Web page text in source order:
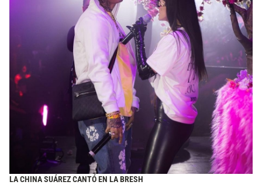
LA CHINA SUÁREZ CANTÓ EN LA BRESH